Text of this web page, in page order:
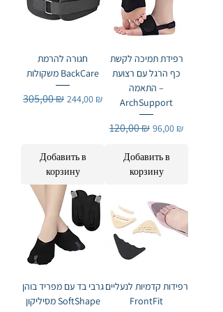
חגורה להרמת
משקולות BackCare
Обычная цена
305,00 ₪ Цена со скидкой
244,00 ₪
Добавить в
корзину
רפידת תמיכה לקשת
כף הרגל עם רצועת
התאמה –
ArchSupport
Обычная цена
120,00 ₪ Цена со скидкой
96,00 ₪
Добавить в
корзину
גרבי בד עם מפריד בוהן
מסיליקון SoftShape
רפידות קדמיות לנעליים
FrontFit